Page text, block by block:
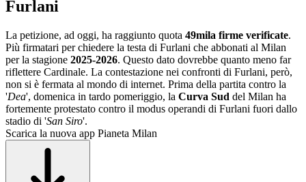
Furlani
La petizione, ad oggi, ha raggiunto quota 49mila firme verificate.
Più firmatari per chiedere la testa di Furlani che abbonati al Milan
per la stagione 2025-2026. Questo dato dovrebbe quanto meno far
riflettere Cardinale. La contestazione nei confronti di Furlani, però,
non si è fermata al mondo di internet. Prima della partita contro la
'Dea', domenica in tardo pomeriggio, la Curva Sud del Milan ha
fortemente protestato contro il modus operandi di Furlani fuori dallo
stadio di 'San Siro'.
Scarica la nuova app Pianeta Milan